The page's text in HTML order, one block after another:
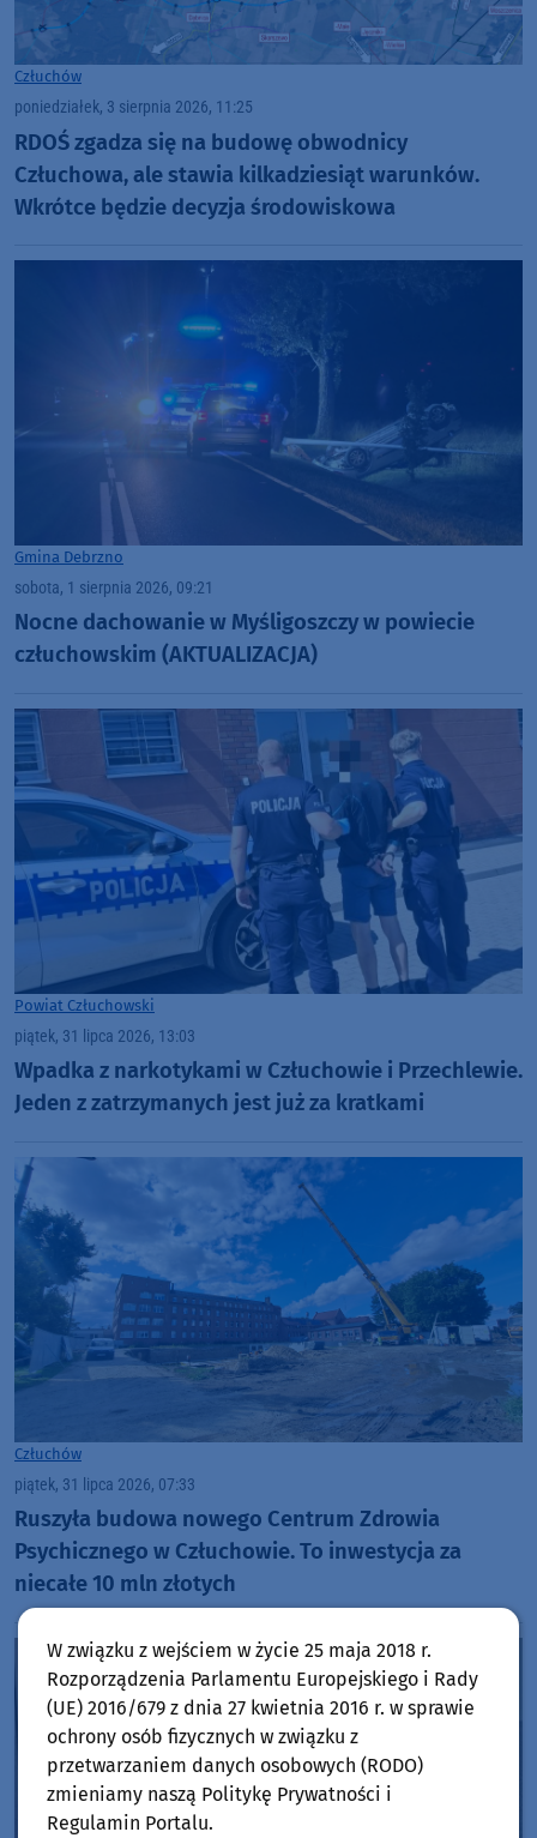
Człuchów
poniedziałek, 3 sierpnia 2026, 11:25
RDOŚ zgadza się na budowę obwodnicy
Człuchowa, ale stawia kilkadziesiąt warunków.
Wkrótce będzie decyzja środowiskowa
Gmina Debrzno
sobota, 1 sierpnia 2026, 09:21
Nocne dachowanie w Myśligoszczy w powiecie
człuchowskim (AKTUALIZACJA)
Powiat Człuchowski
piątek, 31 lipca 2026, 13:03
Wpadka z narkotykami w Człuchowie i Przechlewie.
Jeden z zatrzymanych jest już za kratkami
Człuchów
piątek, 31 lipca 2026, 07:33
Ruszyła budowa nowego Centrum Zdrowia
Psychicznego w Człuchowie. To inwestycja za
niecałe 10 mln złotych
W związku z wejściem w życie 25 maja 2018 r.
Rozporządzenia Parlamentu Europejskiego i Rady
(UE) 2016/679 z dnia 27 kwietnia 2016 r. w sprawie
ochrony osób fizycznych w związku z
przetwarzaniem danych osobowych (RODO)
zmieniamy naszą Politykę Prywatności i
Regulamin Portalu.